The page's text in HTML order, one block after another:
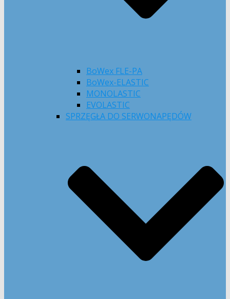
BoWex FLE-PA
BoWex-ELASTIC
MONOLASTIC
EVOLASTIC
SPRZĘGŁA DO SERWONAPĘDÓW